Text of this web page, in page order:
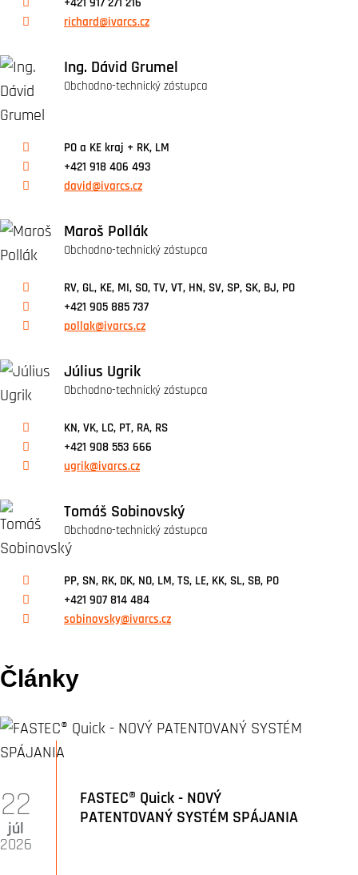
+421 917 271 216
richard@ivarcs.cz
Ing. Dávid Grumel
Obchodno-technický zástupca
PO a KE kraj + RK, LM
+421 918 406 493
david@ivarcs.cz
Maroš Pollák
Obchodno-technický zástupca
RV, GL, KE, MI, SO, TV, VT, HN, SV, SP, SK, BJ, PO
+421 905 885 737
pollak@ivarcs.cz
Július Ugrik
Obchodno-technický zástupca
KN, VK, LC, PT, RA, RS
+421 908 553 666
ugrik@ivarcs.cz
Tomáš Sobinovský
Obchodno-technický zástupca
PP, SN, RK, DK, NO, LM, TS, LE, KK, SL, SB, PO
+421 907 814 484
sobinovsky@ivarcs.cz
Články
FASTEC® Quick - NOVÝ
PATENTOVANÝ SYSTÉM SPÁJANIA
22
júl
2026